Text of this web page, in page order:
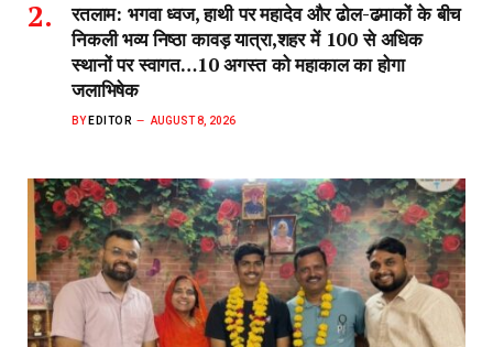
रतलाम: भगवा ध्वज, हाथी पर महादेव और ढोल-ढमाकों के बीच
निकली भव्य निष्ठा कावड़ यात्रा,शहर में 100 से अधिक
स्थानों पर स्वागत…10 अगस्त को महाकाल का होगा
जलाभिषेक
BY EDITOR AUGUST 8, 2026